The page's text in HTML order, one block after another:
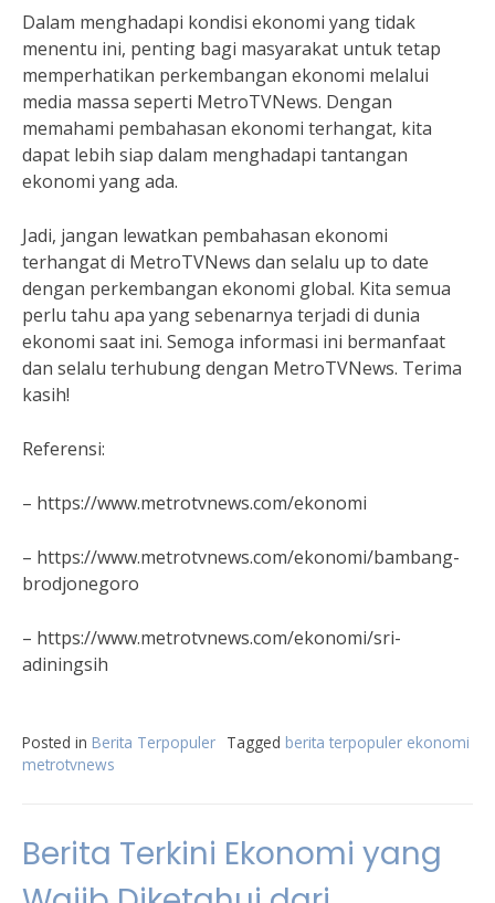
Dalam menghadapi kondisi ekonomi yang tidak
menentu ini, penting bagi masyarakat untuk tetap
memperhatikan perkembangan ekonomi melalui
media massa seperti MetroTVNews. Dengan
memahami pembahasan ekonomi terhangat, kita
dapat lebih siap dalam menghadapi tantangan
ekonomi yang ada.
Jadi, jangan lewatkan pembahasan ekonomi
terhangat di MetroTVNews dan selalu up to date
dengan perkembangan ekonomi global. Kita semua
perlu tahu apa yang sebenarnya terjadi di dunia
ekonomi saat ini. Semoga informasi ini bermanfaat
dan selalu terhubung dengan MetroTVNews. Terima
kasih!
Referensi:
– https://www.metrotvnews.com/ekonomi
– https://www.metrotvnews.com/ekonomi/bambang-
brodjonegoro
– https://www.metrotvnews.com/ekonomi/sri-
adiningsih
Posted in Berita Terpopuler Tagged berita terpopuler ekonomi
metrotvnews
Berita Terkini Ekonomi yang